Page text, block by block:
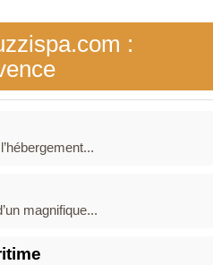
:
magnifique...